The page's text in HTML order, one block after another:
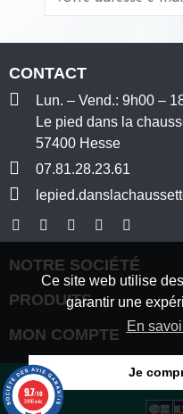
Ce site web utilise
garantir une
En
Je
CONTACT
Lun. – Vend.: 9h00 –
Le pied dans la
57400 Hesse
07.81.28.23.61
NOTRE SOCIÉTÉ
PRODUITS
MON COMPTE
© Copyright 2025 Le pied
9.7/10
3496 avis